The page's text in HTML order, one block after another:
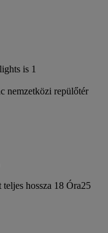
is 1
nemzetközi repülőtér
hossza 18 Óra25